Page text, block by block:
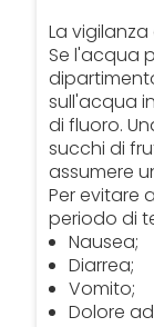
La
Se l'acqua
sull'acqua
di fluoro.
succhi di
assumere
Per evitare
periodo di
Nausea;
Diarrea;
Vomito;
Dolore